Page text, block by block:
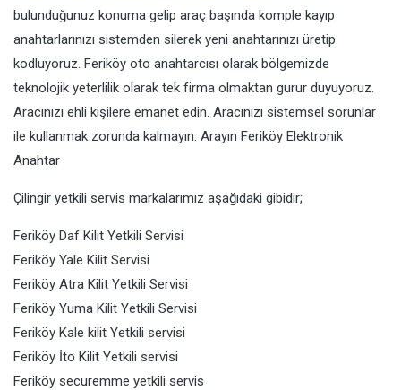
bulunduğunuz konuma gelip araç başında komple kayıp
anahtarlarınızı sistemden silerek yeni anahtarınızı üretip
kodluyoruz. Feriköy oto anahtarcısı olarak bölgemizde
teknolojik yeterlilik olarak tek firma olmaktan gurur duyuyoruz.
Aracınızı ehli kişilere emanet edin. Aracınızı sistemsel sorunlar
ile kullanmak zorunda kalmayın. Arayın Feriköy Elektronik
Anahtar
Çilingir yetkili servis markalarımız aşağıdaki gibidir;
Feriköy Daf Kilit Yetkili Servisi
Feriköy Yale Kilit Servisi
Feriköy Atra Kilit Yetkili Servisi
Feriköy Yuma Kilit Yetkili Servisi
Feriköy Kale kilit Yetkili servisi
Feriköy İto Kilit Yetkili servisi
Feriköy securemme yetkili servis